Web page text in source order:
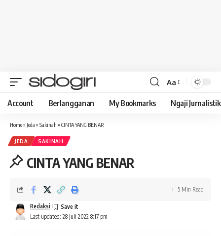
Font
Resizer
Aa
Account Berlangganan My Bookmarks Ngaji Jurnalistik
Home» Jeda » Sakinah » CINTA YANG BENAR
JEDA SAKINAH
CINTA YANG BENAR
Last updated: 28 Juli 2022 8:17 pm
Redaksi
5 Min Read